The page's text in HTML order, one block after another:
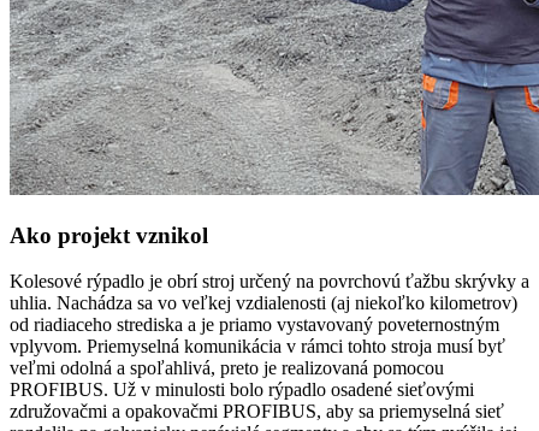
Ako projekt vznikol
Kolesové rýpadlo je obrí stroj určený na povrchovú ťažbu skrývky a
uhlia. Nachádza sa vo veľkej vzdialenosti (aj niekoľko kilometrov)
od riadiaceho strediska a je priamo vystavovaný poveternostným
vplyvom. Priemyselná komunikácia v rámci tohto stroja musí byť
veľmi odolná a spoľahlivá, preto je realizovaná pomocou
PROFIBUS. Už v minulosti bolo rýpadlo osadené sieťovými
združovačmi a opakovačmi PROFIBUS, aby sa priemyselná sieť